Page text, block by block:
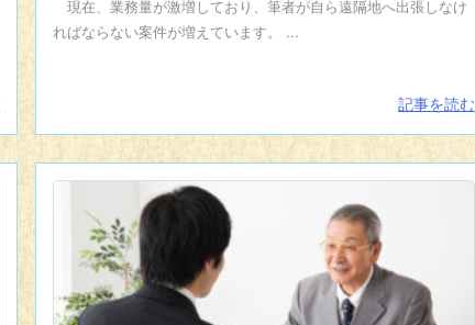
現在、業務量が激増しており、筆者が自ら遠隔地へ出張しなけ
ればならない案件が増えています。 ...
記事を読む